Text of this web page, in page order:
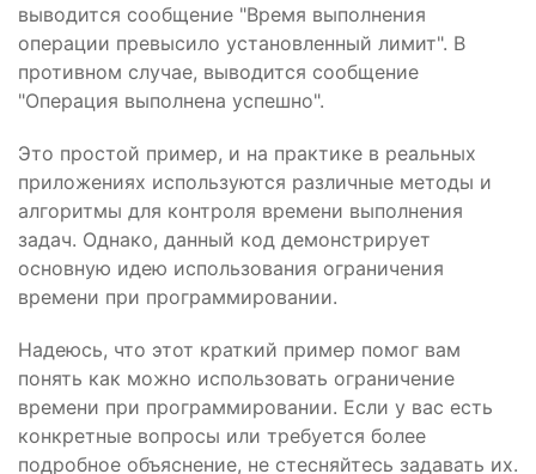
выводится сообщение "Время выполнения
операции превысило установленный лимит". В
противном случае, выводится сообщение
"Операция выполнена успешно".
Это простой пример, и на практике в реальных
приложениях используются различные методы и
алгоритмы для контроля времени выполнения
задач. Однако, данный код демонстрирует
основную идею использования ограничения
времени при программировании.
Надеюсь, что этот краткий пример помог вам
понять как можно использовать ограничение
времени при программировании. Если у вас есть
конкретные вопросы или требуется более
подробное объяснение, не стесняйтесь задавать их.